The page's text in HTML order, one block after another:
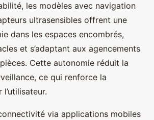
les modèles avec navigation
ultrasensibles offrent une
dans les espaces encombrés,
et s’adaptant aux agencements
Cette autonomie réduit la
ce qui renforce la
via applications mobiles